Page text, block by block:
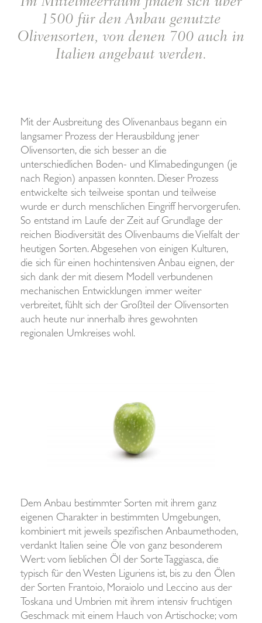
1500 für den Anbau genutzte
Olivensorten, von denen 700 auch in
Italien angebaut werden.
Mit der Ausbreitung des Olivenanbaus begann ein
langsamer Prozess der Herausbildung jener
Olivensorten, die sich besser an die
unterschiedlichen Boden- und Klimabedingungen (je
nach Region) anpassen konnten. Dieser Prozess
entwickelte sich teilweise spontan und teilweise
wurde er durch menschlichen Eingriff hervorgerufen.
So entstand im Laufe der Zeit auf Grundlage der
reichen Biodiversität des Olivenbaums die Vielfalt der
heutigen Sorten. Abgesehen von einigen Kulturen,
die sich für einen hochintensiven Anbau eignen, der
sich dank der mit diesem Modell verbundenen
mechanischen Entwicklungen immer weiter
verbreitet, fühlt sich der Großteil der Olivensorten
auch heute nur innerhalb ihres gewohnten
regionalen Umkreises wohl.
Dem Anbau bestimmter Sorten mit ihrem ganz
eigenen Charakter in bestimmten Umgebungen,
kombiniert mit jeweils spezifischen Anbaumethoden,
verdankt Italien seine Öle von ganz besonderem
Wert: vom lieblichen Öl der Sorte Taggiasca, die
typisch für den Westen Liguriens ist, bis zu den Ölen
der Sorten Frantoio, Moraiolo und Leccino aus der
Toskana und Umbrien mit ihrem intensiv fruchtigen
Geschmack mit einem Hauch von Artischocke; vom